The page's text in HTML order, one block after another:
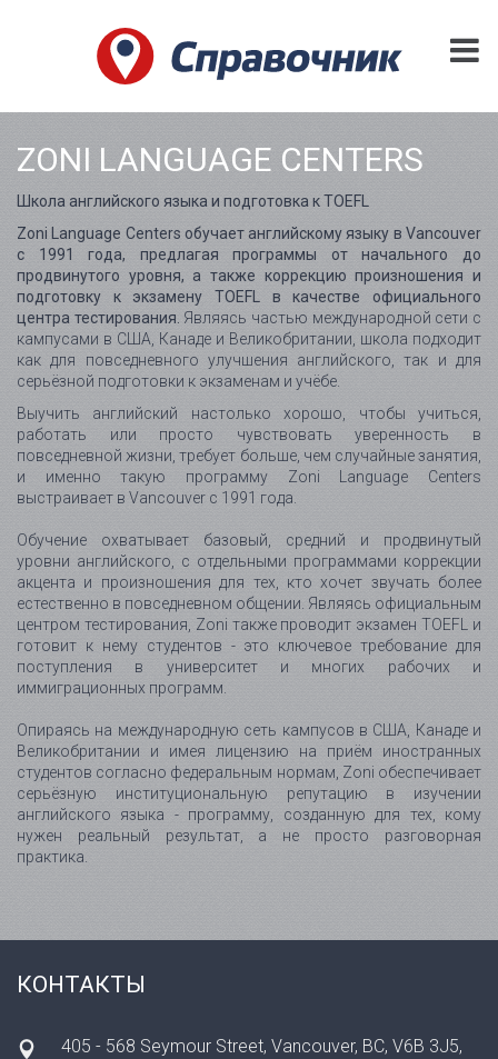
ZONI LANGUAGE CENTERS
Школа английского языка и подготовка к TOEFL
Zoni Language Centers обучает английскому языку в Vancouver
с 1991 года, предлагая программы от начального до
продвинутого уровня, а также коррекцию произношения и
подготовку к экзамену TOEFL в качестве официального
центра тестирования. Являясь частью международной сети с
кампусами в США, Канаде и Великобритании, школа подходит
как для повседневного улучшения английского, так и для
серьёзной подготовки к экзаменам и учёбе.
Выучить английский настолько хорошо, чтобы учиться,
работать или просто чувствовать уверенность в
повседневной жизни, требует больше, чем случайные занятия,
и именно такую программу Zoni Language Centers
выстраивает в Vancouver с 1991 года.
Обучение охватывает базовый, средний и продвинутый
уровни английского, с отдельными программами коррекции
акцента и произношения для тех, кто хочет звучать более
естественно в повседневном общении. Являясь официальным
центром тестирования, Zoni также проводит экзамен TOEFL и
готовит к нему студентов - это ключевое требование для
поступления в университет и многих рабочих и
иммиграционных программ.
Опираясь на международную сеть кампусов в США, Канаде и
Великобритании и имея лицензию на приём иностранных
студентов согласно федеральным нормам, Zoni обеспечивает
серьёзную институциональную репутацию в изучении
английского языка - программу, созданную для тех, кому
нужен реальный результат, а не просто разговорная
практика.
КОНТАКТЫ
405 - 568 Seymour Street, Vancouver, BC, V6B 3J5,